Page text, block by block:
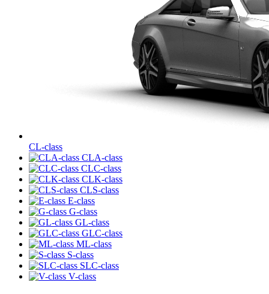
CL-class
CLA-class
CLC-class
CLK-class
CLS-class
E-class
G-class
GL-class
GLC-class
ML-class
S-class
SLC-class
V-class